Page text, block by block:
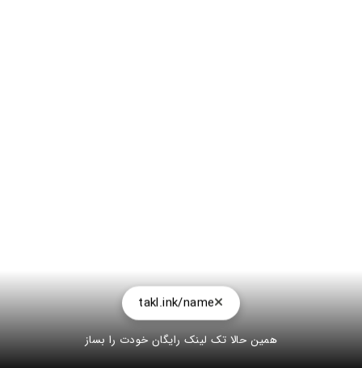
takl.ink/name
همین حالا تک لینک رایگان خودت را بساز